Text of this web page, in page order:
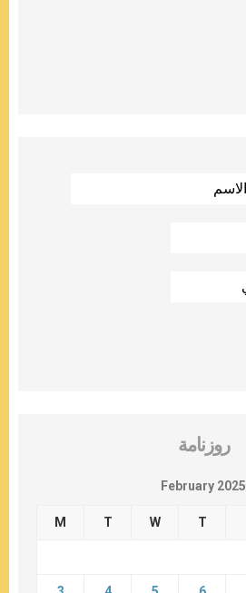
روزنامة
February 2025
M T W T